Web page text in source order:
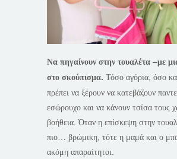
Να πηγαίνουν στην τουαλέτα –με
στο σκούπισμα. Τόσο αγόρια, όσο
πρέπει να ξέρουν να κατεβάζουν
εσώρουχο και να κάνουν τσίσα τους
βοήθεια. Όταν η επίσκεψη στην
πιο… βρώμικη, τότε η μαμά και ο
ακόμη απαραίτητοι.